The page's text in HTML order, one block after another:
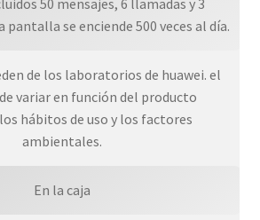
50 mensajes, 6 llamadas y 3
pantalla se enciende 500 veces al día.
de los laboratorios de huawei. el
variar en función del producto
hábitos de uso y los factores
ambientales.
En la caja